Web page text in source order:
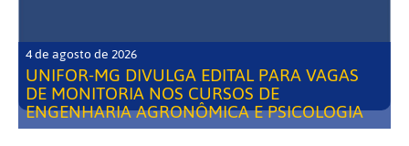
4 de agosto de 2026
UNIFOR-MG DIVULGA EDITAL PARA VAGAS
DE MONITORIA NOS CURSOS DE
ENGENHARIA AGRONÔMICA E PSICOLOGIA